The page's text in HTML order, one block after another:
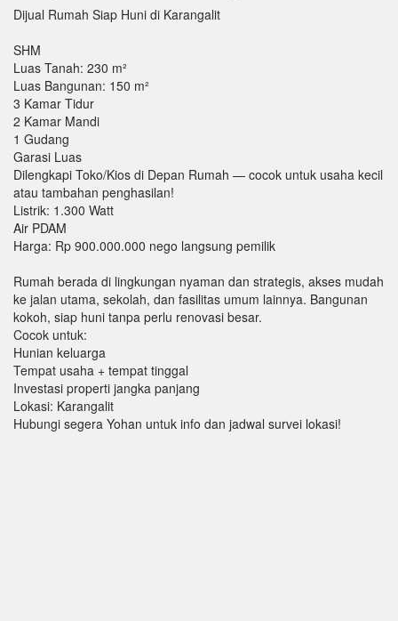
Dijual Rumah Siap Huni di Karangalit
SHM
Luas Tanah: 230 m²
Luas Bangunan: 150 m²
3 Kamar Tidur
2 Kamar Mandi
1 Gudang
Garasi Luas
Dilengkapi Toko/Kios di Depan Rumah — cocok untuk usaha kecil
atau tambahan penghasilan!
Listrik: 1.300 Watt
Air PDAM
Harga: Rp 900.000.000 nego langsung pemilik
Rumah berada di lingkungan nyaman dan strategis, akses mudah
ke jalan utama, sekolah, dan fasilitas umum lainnya. Bangunan
kokoh, siap huni tanpa perlu renovasi besar.
Cocok untuk:
Hunian keluarga
Tempat usaha + tempat tinggal
Investasi properti jangka panjang
Lokasi: Karangalit
Hubungi segera Yohan untuk info dan jadwal survei lokasi!